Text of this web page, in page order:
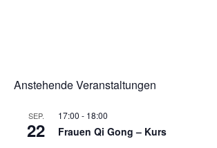
Anstehende Veranstaltungen
SEP.
22
17:00 - 18:00
Frauen Qi Gong – Kurs